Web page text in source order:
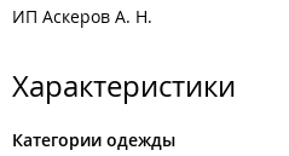
ИП Аскеров А. Н.
Характеристики
Категории одежды